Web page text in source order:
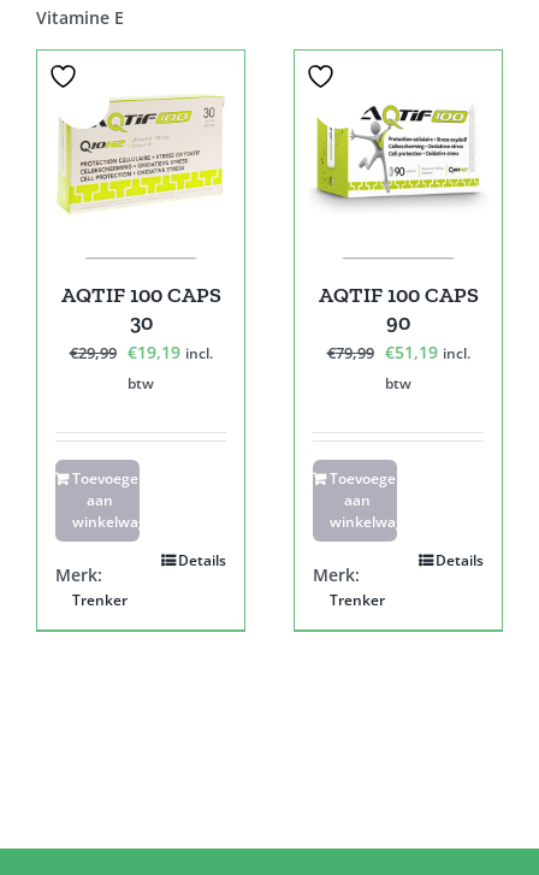
Vitamine E
AQTIF 100 CAPS
30
€29,99 Oorspronkelijke
prijs
€29,99.
€19,19Huidige
€19,19.
incl.
btw
Toevoegen
aan
winkelwagen
Details
Merk:
Trenker
AQTIF 100 CAPS
90
€79,99 Oorspronkelijke
prijs
€79,99.
€51,19Huidige
€51,19.
incl.
btw
Toevoegen
aan
winkelwagen
Details
Merk:
Trenker